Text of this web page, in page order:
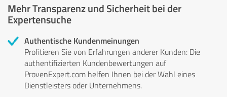
Mehr Transparenz und Sicherheit bei der
Expertensuche
Authentische Kundenmeinungen
Profitieren Sie von Erfahrungen anderer Kunden: Die
authentifizierten Kundenbewertungen auf
ProvenExpert.com helfen Ihnen bei der Wahl eines
Dienstleisters oder Unternehmens.